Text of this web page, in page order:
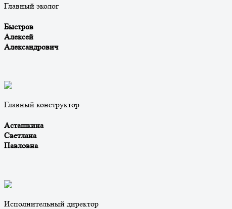
Главный эколог
Быстров
Алексей
Александрович
Главный конструктор
Асташкина
Светлана
Павловна
Исполнительный директор